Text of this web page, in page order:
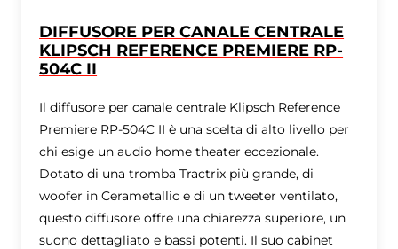
DIFFUSORE PER CANALE CENTRALE
KLIPSCH REFERENCE PREMIERE RP-
504C II
Il diffusore per canale centrale Klipsch Reference
Premiere RP-504C II è una scelta di alto livello per
chi esige un audio home theater eccezionale.
Dotato di una tromba Tractrix più grande, di
woofer in Cerametallic e di un tweeter ventilato,
questo diffusore offre una chiarezza superiore, un
suono dettagliato e bassi potenti. Il suo cabinet